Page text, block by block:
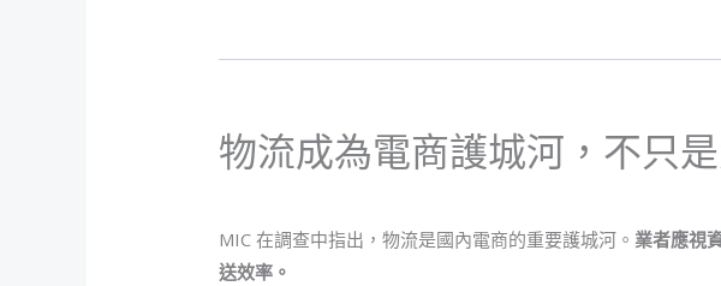
物流成為電商護城河，不只
MIC 在調查中指出，物流是國內電商的重要護城河。 業者應視
送效率。